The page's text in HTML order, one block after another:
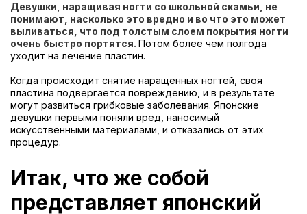
Девушки, наращивая ногти со школьной скамьи, не
понимают, насколько это вредно и во что это может
выливаться, что под толстым слоем покрытия ногти
очень быстро портятся. Потом более чем полгода
уходит на лечение пластин.
Когда происходит снятие наращенных ногтей, своя
пластина подвергается повреждению, и в результате
могут развиться грибковые заболевания. Японские
девушки первыми поняли вред, наносимый
искусственными материалами, и отказались от этих
процедур.
Итак, что же собой
представляет японский